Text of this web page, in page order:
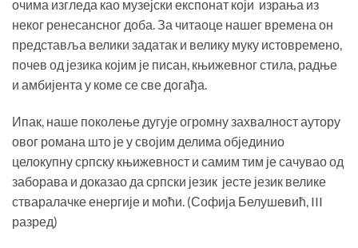
очима изгледа као музејски експонат који израња из
неког ренесансног доба. За читаоце нашег времена он
представља велики задатак и велику муку истовремено,
почев од језика којим је писан, књижевног стила, радње
и амбијента у коме се све догађа.
Ипак, наше поколење дугује огромну захвалност аутору
овог романа што је у својим делима објединио
целокупну српску књижевност и самим тим је сачувао од
заборава и доказао да српски језик јесте језик велике
стваралачке енергије и моћи. (Софија Белушевић, III
разред)